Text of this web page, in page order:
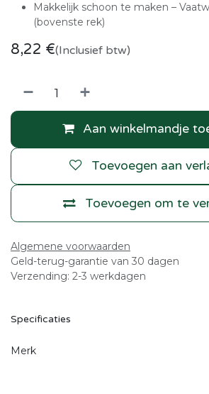
Makkelijk schoon te maken –
(bovenste rek)
8,22 €(Inclusief btw)
Aan winkelmandje
Toevoegen om te
Toevoegen aan
Algemene voorwaarden
Geld-terug-garantie van 30 dagen
Verzending: 2-3 werkdagen
Specificaties
Merk